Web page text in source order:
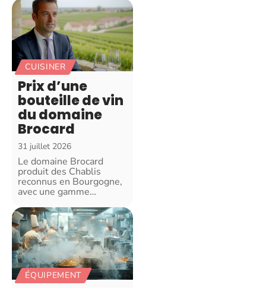
CUISINER
Prix d’une
bouteille de vin
du domaine
Brocard
31 juillet 2026
Le domaine Brocard
produit des Chablis
reconnus en Bourgogne,
avec une gamme…
ÉQUIPEMENT